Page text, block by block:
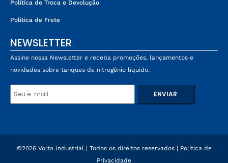
Politica de Troca e Devolução
Politica de Frete
NEWSLETTER
Assine nossa Newsletter e receba promoções, lançamentos e
novidades sobre tanques de nitrogênio líquido.
©2026 Volta Industrial | Todos os direitos reservados | Política de
Privacidade